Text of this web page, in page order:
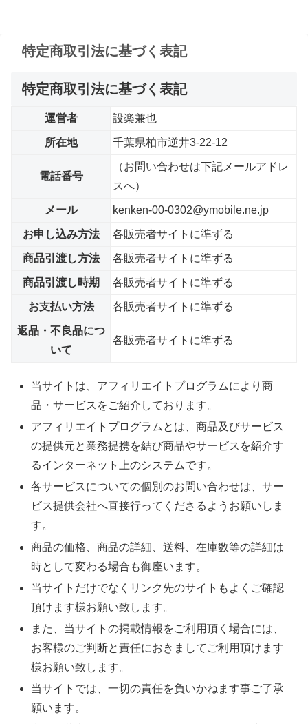
特定商取引法に基づく表記
特定商取引法に基づく表記
運営者 設楽兼也
所在地 千葉県柏市逆井3-22-12
電話番号
（お問い合わせは下記メールアドレ
スへ）
メール kenken-00-0302@ymobile.ne.jp
お申し込み方法 各販売者サイトに準ずる
商品引渡し方法 各販売者サイトに準ずる
商品引渡し時期 各販売者サイトに準ずる
お支払い方法 各販売者サイトに準ずる
返品・不良品につ
いて
各販売者サイトに準ずる
当サイトは、アフィリエイトプログラムにより商
品・サービスをご紹介しております。
アフィリエイトプログラムとは、商品及びサービス
の提供元と業務提携を結び商品やサービスを紹介す
るインターネット上のシステムです。
各サービスについての個別のお問い合わせは、サー
ビス提供会社へ直接行ってくださるようお願いしま
す。
商品の価格、商品の詳細、送料、在庫数等の詳細は
時として変わる場合も御座います。
当サイトだけでなくリンク先のサイトもよくご確認
頂けます様お願い致します。
また、当サイトの掲載情報をご利用頂く場合には、
お客様のご判断と責任におきましてご利用頂けます
様お願い致します。
当サイトでは、一切の責任を負いかねます事ご了承
願います。